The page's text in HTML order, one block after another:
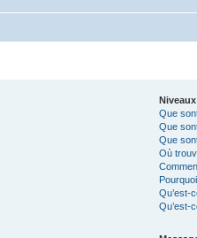
Que
Que
Que
Où
Qu’est-
Qu’est-